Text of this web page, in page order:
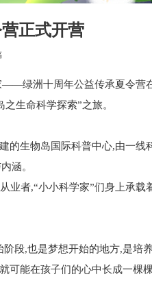
正式开营
——绿洲十周年公益传承夏令营
生命科学探索”之旅。
的生物岛国际科普中心,由一线
涵。
业者,“小小科学家”们身上承载
段,也是梦想开始的地方,是培
可能在孩子们的心中长成一棵